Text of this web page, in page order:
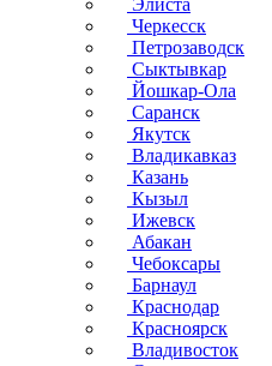
Элиста
Черкесск
Петрозаводск
Сыктывкар
Йошкар-Ола
Саранск
Якутск
Владикавказ
Казань
Кызыл
Ижевск
Абакан
Чебоксары
Барнаул
Краснодар
Красноярск
Владивосток